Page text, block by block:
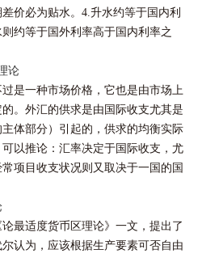
价必为贴水。4.升水约等于国内利
约等于国外利率高于国内利率之
论
过是一种市场价格，它也是由市场上
。外汇的供求是由国际收支尤其是
体部分）引起的，供求的均衡实际
以推论：汇率决定于国际收支，尤
项目收支状况则又取决于一国的国
最适度货币区理论》一文，提出了
尔认为，应该根据生产要素可否自由